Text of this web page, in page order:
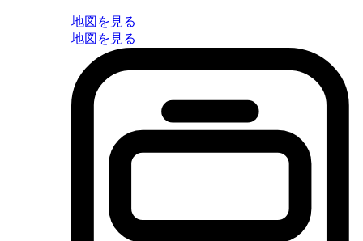
地図を見る
地図を見る